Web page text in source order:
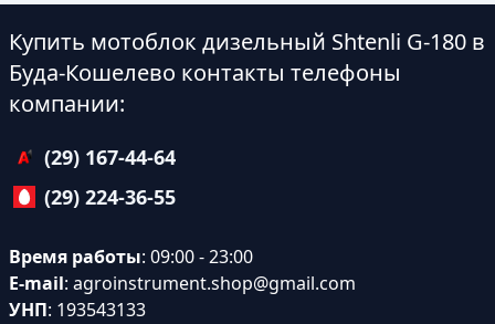
Купить мотоблок дизельный Shtenli G-180 в
Буда-Кошелево контакты телефоны
компании:
(29) 167-44-64
(29) 224-36-55
Время работы: 09:00 - 23:00
E-mail: agroinstrument.shop@gmail.com
УНП: 193543133